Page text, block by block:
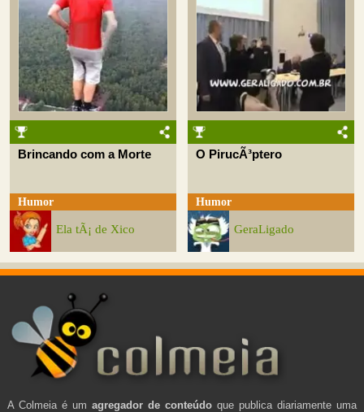
Brincando com a Morte
Humor
Ela tÃ¡ de Xico
O PirucÃ³ptero
Humor
GeraLigado
A Colmeia é um agregador de conteúdo que publica diariamente uma